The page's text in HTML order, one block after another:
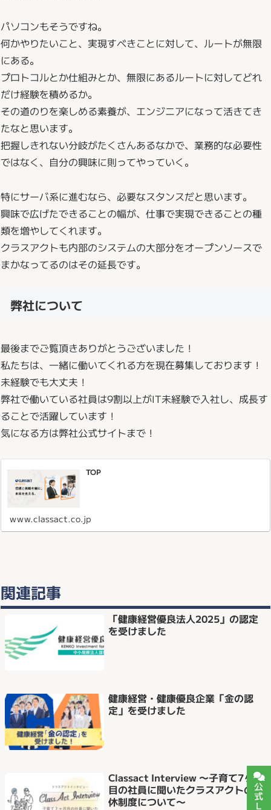
パソコンもそうですね。
何かやりたいこと、実現すべきことに対して、ルートが無限
にある。
プロトコルとか仕組みとか、無限にあるルートに対してどれ
だけ経験を積めるか。
その道のりを楽しめる素養が、エンジニアになって活きてき
たなと思います。
把握しきれない分岐がたくさんあるなかで、業務的な必要性
ではなく、自分の興味に則ってやっていく。
特にサーバ系に進むなら、必要なスタンスだと思います。
興味で広げたできることの幅が、仕事で実現できることの種
類を増やしてくれます。
クラスアクトも内部のシステムの大部分をオープンソースで
まかなってるのはその延長です。
弊社について
最後までご覧頂きありがとうございました！
私たちは、一緒に働いてくれる方を現在募集しております！
未経験でも大丈夫！
弊社で働いている社員は9割以上がIT未経験で入社し、成長す
ることで活躍しています！
気になる方は弊社公式サイトまで！
TOP
www.classact.co.jp
関連記事
「健康経営優良法人2025」の認定
を受けました
健康経営・健康優良企業「金の認
定」を受けました
Classact Interview 〜子育て7ヶ月
目の社員に聞いたクラスアクトの育
休制度について〜